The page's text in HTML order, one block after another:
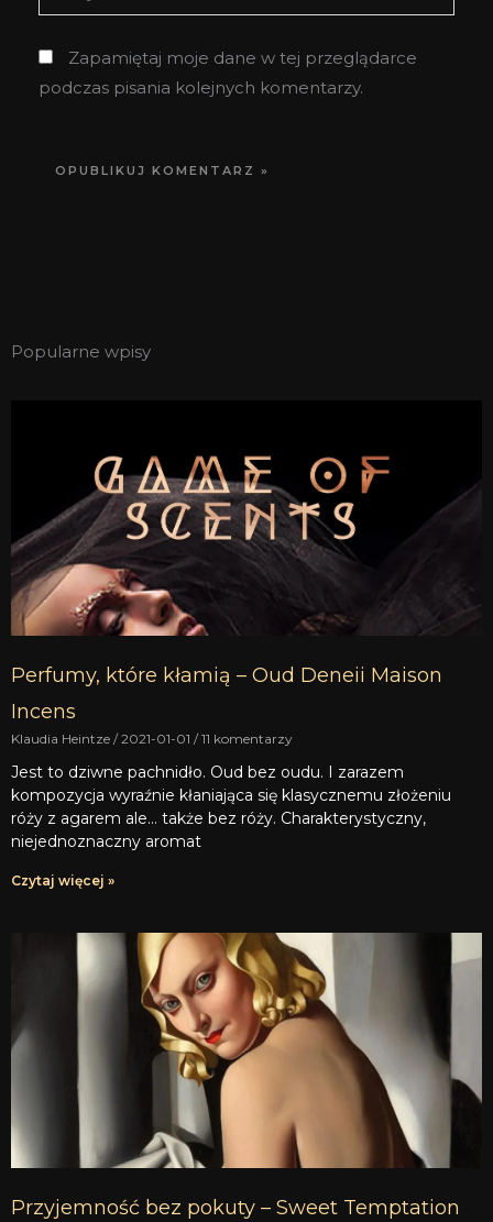
internetowa
Zapamiętaj moje dane w tej przeglądarce
podczas pisania kolejnych komentarzy.
Popularne wpisy
Perfumy, które kłamią – Oud Deneii Maison
Incens
Klaudia Heintze 2021-01-01 11 komentarzy
Jest to dziwne pachnidło. Oud bez oudu. I zarazem
kompozycja wyraźnie kłaniająca się klasycznemu złożeniu
róży z agarem ale… także bez róży. Charakterystyczny,
niejednoznaczny aromat
Czytaj więcej »
Przyjemność bez pokuty – Sweet Temptation